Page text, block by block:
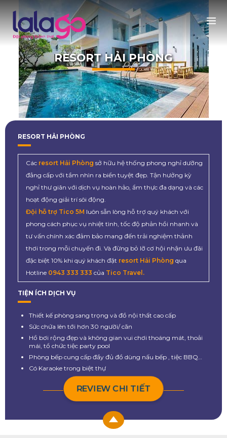
RESORT HẢI PHÒNG
RESORT HẢI PHÒNG
Các resort Hải Phòng sở hữu hệ thống phong nghỉ dưỡng
đẳng cấp với tầm nhìn ra biển tuyệt đẹp. Tận hưởng kỳ
nghỉ thư giãn với dịch vụ hoàn hảo, ẩm thực đa dạng và các
hoạt động giải trí sôi động.
Đội hỗ trợ Tico 5M luôn sẵn lòng hỗ trợ quý khách với
phong cách phục vụ nhiệt tình, tốc độ phản hồi nhanh và
tư vấn chính xác đảm bảo mang đến trải nghiệm thảnh
thơi trong mỗi chuyến đi. Và đừng bỏ lỡ cơ hội nhận ưu đãi
đặc biệt 10% khi quý khách đặt resort Hải Phòng qua
Hotline 0943 333 333 của Tico Travel.
TIỆN ÍCH DỊCH VỤ
Thiết kế phòng sang trọng và đồ nội thất cao cấp
Sức chứa lên tới hơn 30 người/ căn
Hồ bơi rộng đẹp và không gian vui chơi thoáng mát, thoải
mái, tổ chức tiệc party pool
Phòng bếp cung cấp đầy đủ đồ dùng nấu bếp , tiệc BBQ…
Có Karaoke trong biệt thự
REVIEW CHI TIẾT